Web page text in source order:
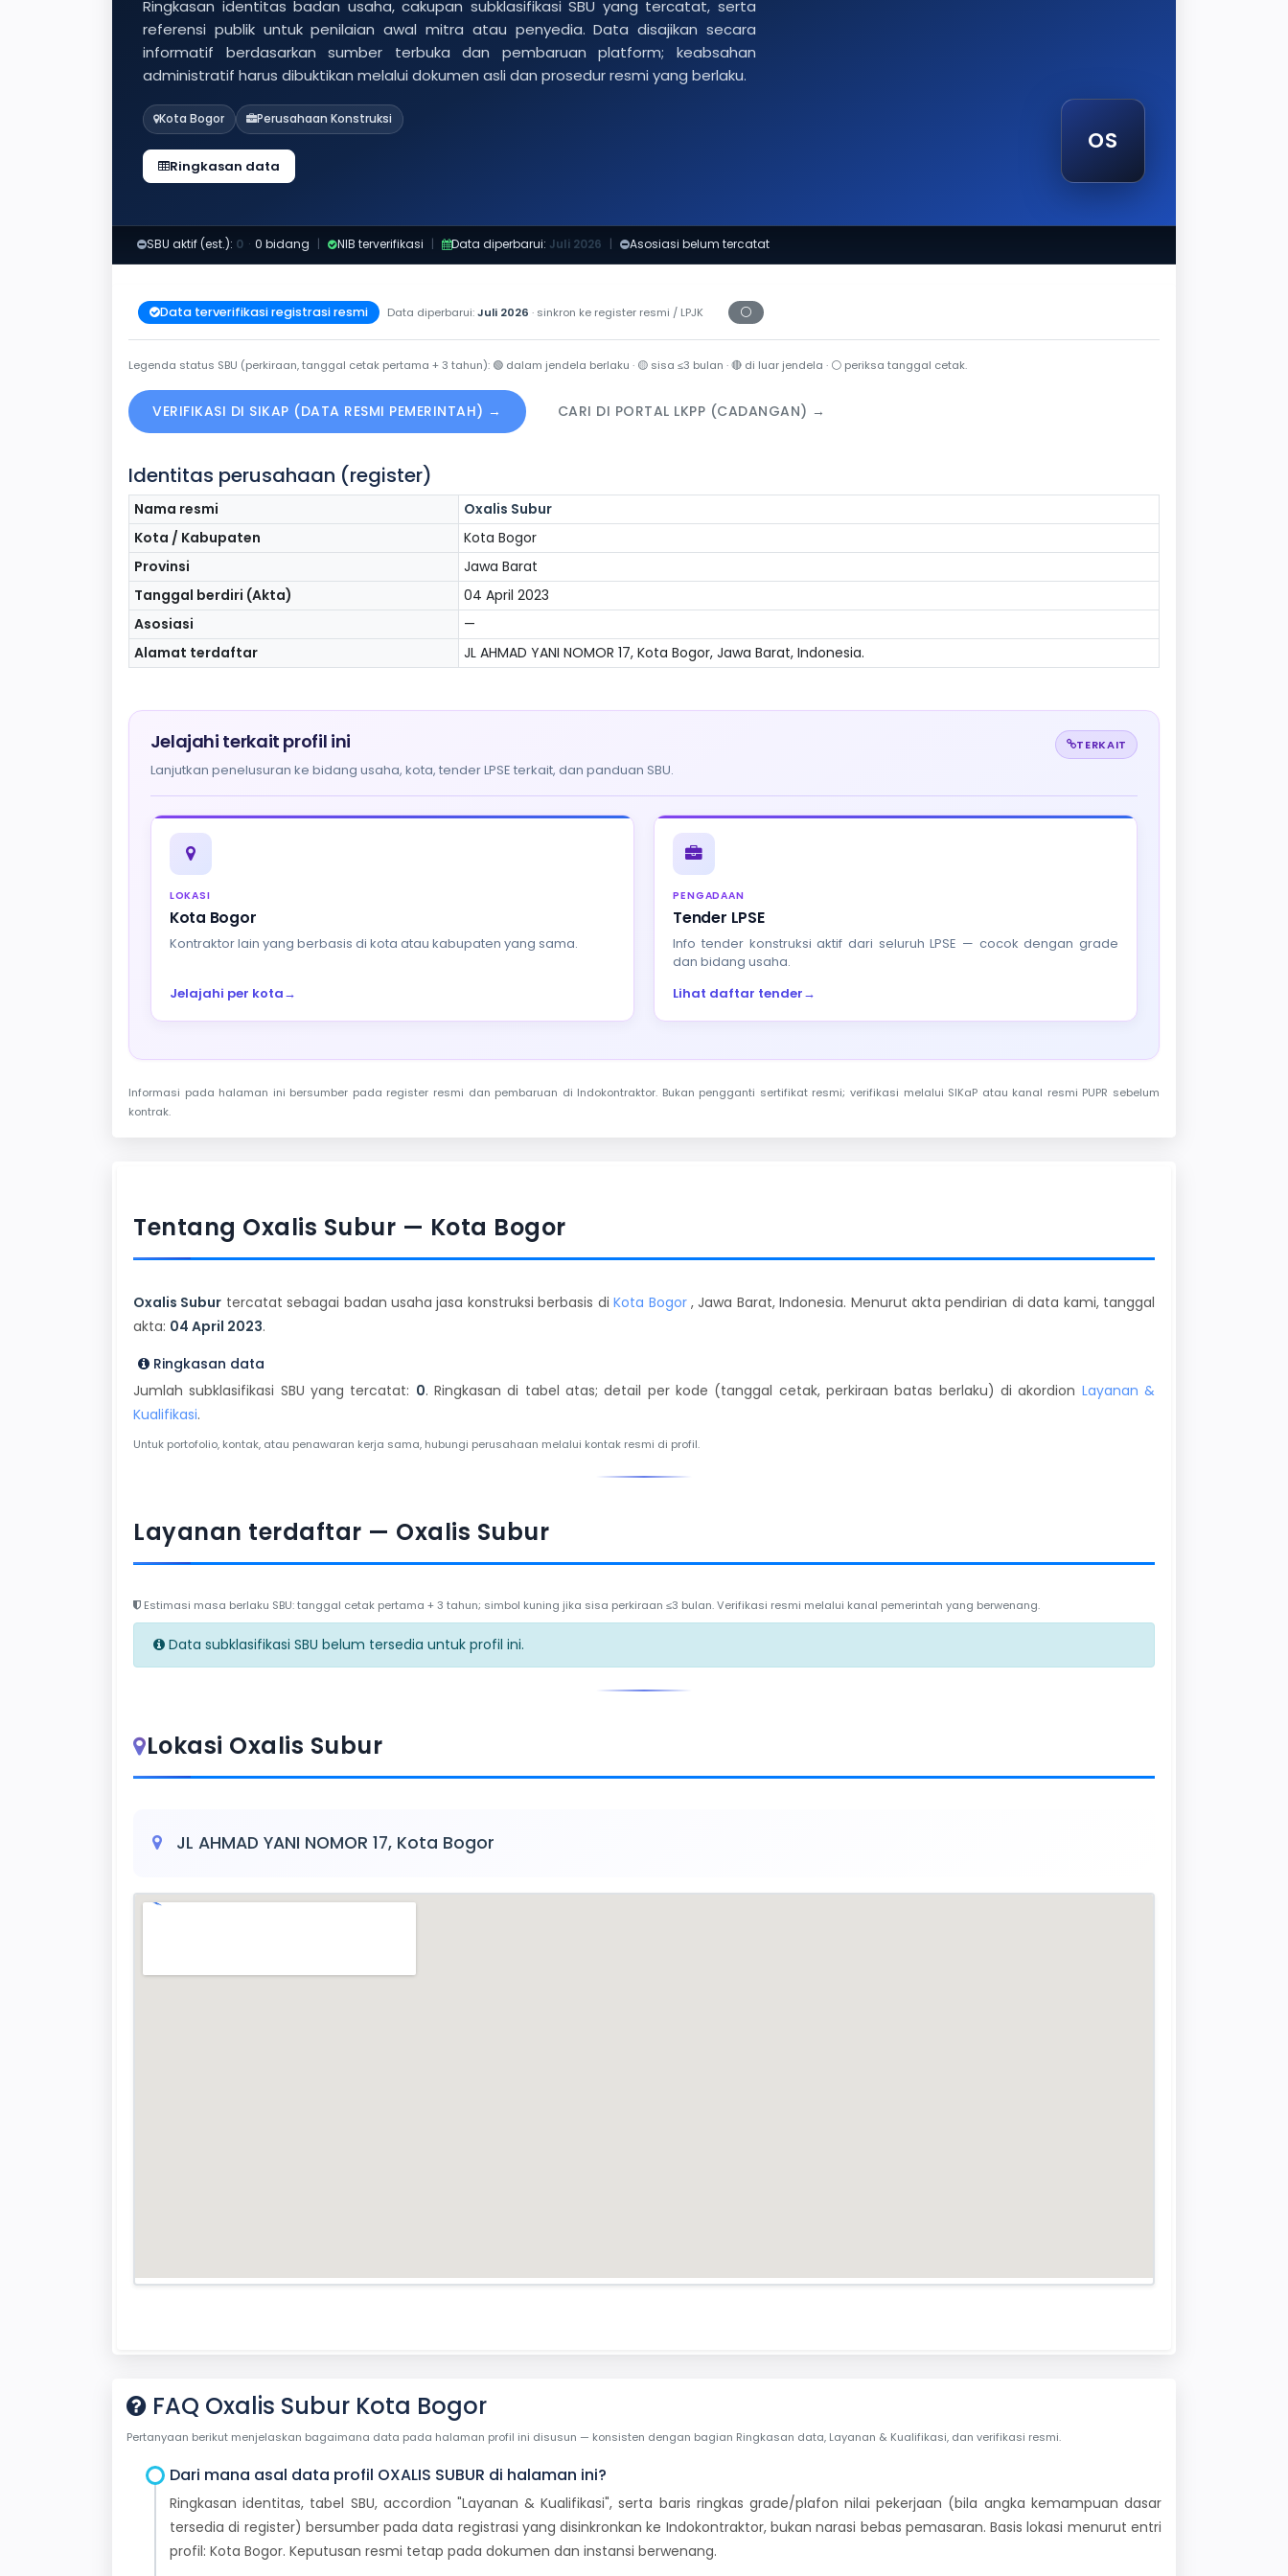
Ringkasan identitas badan usaha, cakupan subklasifikasi SBU yang tercatat, serta
referensi publik untuk penilaian awal mitra atau penyedia. Data disajikan secara
informatif berdasarkan sumber terbuka dan pembaruan platform; keabsahan
administratif harus dibuktikan melalui dokumen asli dan prosedur resmi yang berlaku.
Kota Bogor Perusahaan Konstruksi
Ringkasan data
OS
SBU aktif (est.): 0 · 0 bidang | NIB terverifikasi | Data diperbarui: Juli 2026 | Asosiasi belum tercatat
Data terverifikasi registrasi resmi Data diperbarui:Juli 2026 · sinkron ke register resmi / LPJK ⚪
Periksa tanggal cetak
Legenda status SBU (perkiraan, tanggal cetak pertama + 3 tahun): 🟢 dalam jendela berlaku · 🟡 sisa ≤3 bulan ·🔴 di luar jendela · ⚪ periksa tanggal cetak.
VERIFIKASI DI SIKAP (DATA RESMI PEMERINTAH) → CARI DI PORTAL LKPP (CADANGAN) →
Identitas perusahaan (register)
Nama resmi
Oxalis Subur
Kota / Kabupaten
Kota Bogor
Provinsi
Jawa Barat
Tanggal berdiri (Akta)
04 April 2023
Asosiasi
—
Alamat terdaftar
JL AHMAD YANI NOMOR 17, Kota Bogor, Jawa Barat, Indonesia.
Jelajahi terkait profil ini
Lanjutkan penelusuran ke bidang usaha, kota, tender LPSE terkait, dan panduan SBU.
TERKAIT
LOKASI
Kota Bogor
Kontraktor lain yang berbasis di kota atau kabupaten yang sama.
Jelajahi per kota→
PENGADAAN
Tender LPSE
Info tender konstruksi aktif dari seluruh LPSE — cocok dengan grade
dan bidang usaha.
Lihat daftar tender→
Informasi pada halaman ini bersumber pada register resmi dan pembaruan di Indokontraktor. Bukan pengganti sertifikat resmi; verifikasi melalui SIKaP atau kanal resmi PUPR sebelum
kontrak.
Tentang Oxalis Subur — Kota Bogor
Oxalis Subur tercatat sebagai badan usaha jasa konstruksi berbasis diKota Bogor, Jawa Barat, Indonesia. Menurut akta pendirian di data kami, tanggal
akta: 04 April 2023.
Ringkasan data
Jumlah subklasifikasi SBU yang tercatat: 0. Ringkasan di tabel atas; detail per kode (tanggal cetak, perkiraan batas berlaku) di akordion Layanan &
Kualifikasi.
Untuk portofolio, kontak, atau penawaran kerja sama, hubungi perusahaan melalui kontak resmi di profil.
Layanan terdaftar — Oxalis Subur
Estimasi masa berlaku SBU: tanggal cetak pertama + 3 tahun; simbol kuning jika sisa perkiraan ≤3 bulan. Verifikasi resmi melalui kanal pemerintah yang berwenang.
Data subklasifikasi SBU belum tersedia untuk profil ini.
Lokasi Oxalis Subur
JL AHMAD YANI NOMOR 17, Kota Bogor
FAQ Oxalis Subur Kota Bogor
Pertanyaan berikut menjelaskan bagaimana data pada halaman profil ini disusun — konsisten dengan bagian Ringkasan data, Layanan & Kualifikasi, dan verifikasi resmi.
Dari mana asal data profil OXALIS SUBUR di halaman ini?
Ringkasan identitas, tabel SBU, accordion "Layanan & Kualifikasi", serta baris ringkas grade/plafon nilai pekerjaan (bila angka kemampuan dasar
tersedia di register) bersumber pada data registrasi yang disinkronkan ke Indokontraktor, bukan narasi bebas pemasaran. Basis lokasi menurut entri
profil: Kota Bogor. Keputusan resmi tetap pada dokumen dan instansi berwenang.